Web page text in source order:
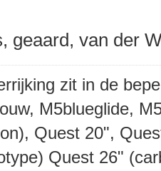
geaard, van der
zit in de
M5blueglide,
Quest 20",
Quest 26"